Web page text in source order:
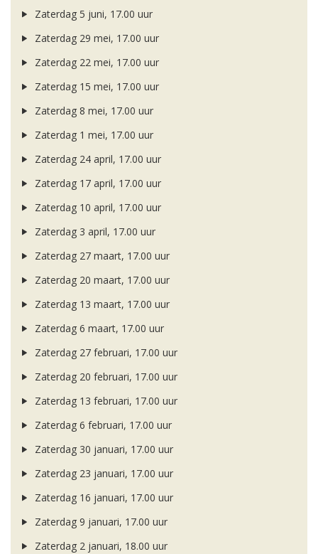
Zaterdag 5 juni, 17.00 uur
Zaterdag 29 mei, 17.00 uur
Zaterdag 22 mei, 17.00 uur
Zaterdag 15 mei, 17.00 uur
Zaterdag 8 mei, 17.00 uur
Zaterdag 1 mei, 17.00 uur
Zaterdag 24 april, 17.00 uur
Zaterdag 17 april, 17.00 uur
Zaterdag 10 april, 17.00 uur
Zaterdag 3 april, 17.00 uur
Zaterdag 27 maart, 17.00 uur
Zaterdag 20 maart, 17.00 uur
Zaterdag 13 maart, 17.00 uur
Zaterdag 6 maart, 17.00 uur
Zaterdag 27 februari, 17.00 uur
Zaterdag 20 februari, 17.00 uur
Zaterdag 13 februari, 17.00 uur
Zaterdag 6 februari, 17.00 uur
Zaterdag 30 januari, 17.00 uur
Zaterdag 23 januari, 17.00 uur
Zaterdag 16 januari, 17.00 uur
Zaterdag 9 januari, 17.00 uur
Zaterdag 2 januari, 18.00 uur